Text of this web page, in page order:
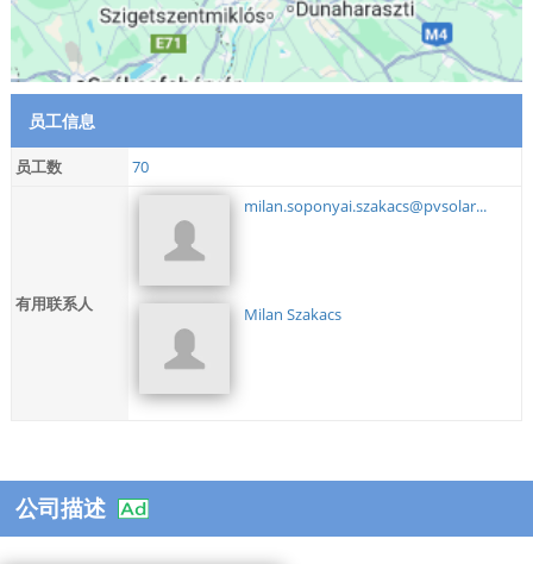
员工信息
员工数 70
有用联系人
milan.soponyai.szakacs@pvsolar...
Milan Szakacs
公司描述